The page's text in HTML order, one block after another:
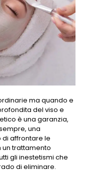
ma quando e
del viso e
è una garanzia,
una
affrontare le
un trattamento
gli inestetismi che
di eliminare.